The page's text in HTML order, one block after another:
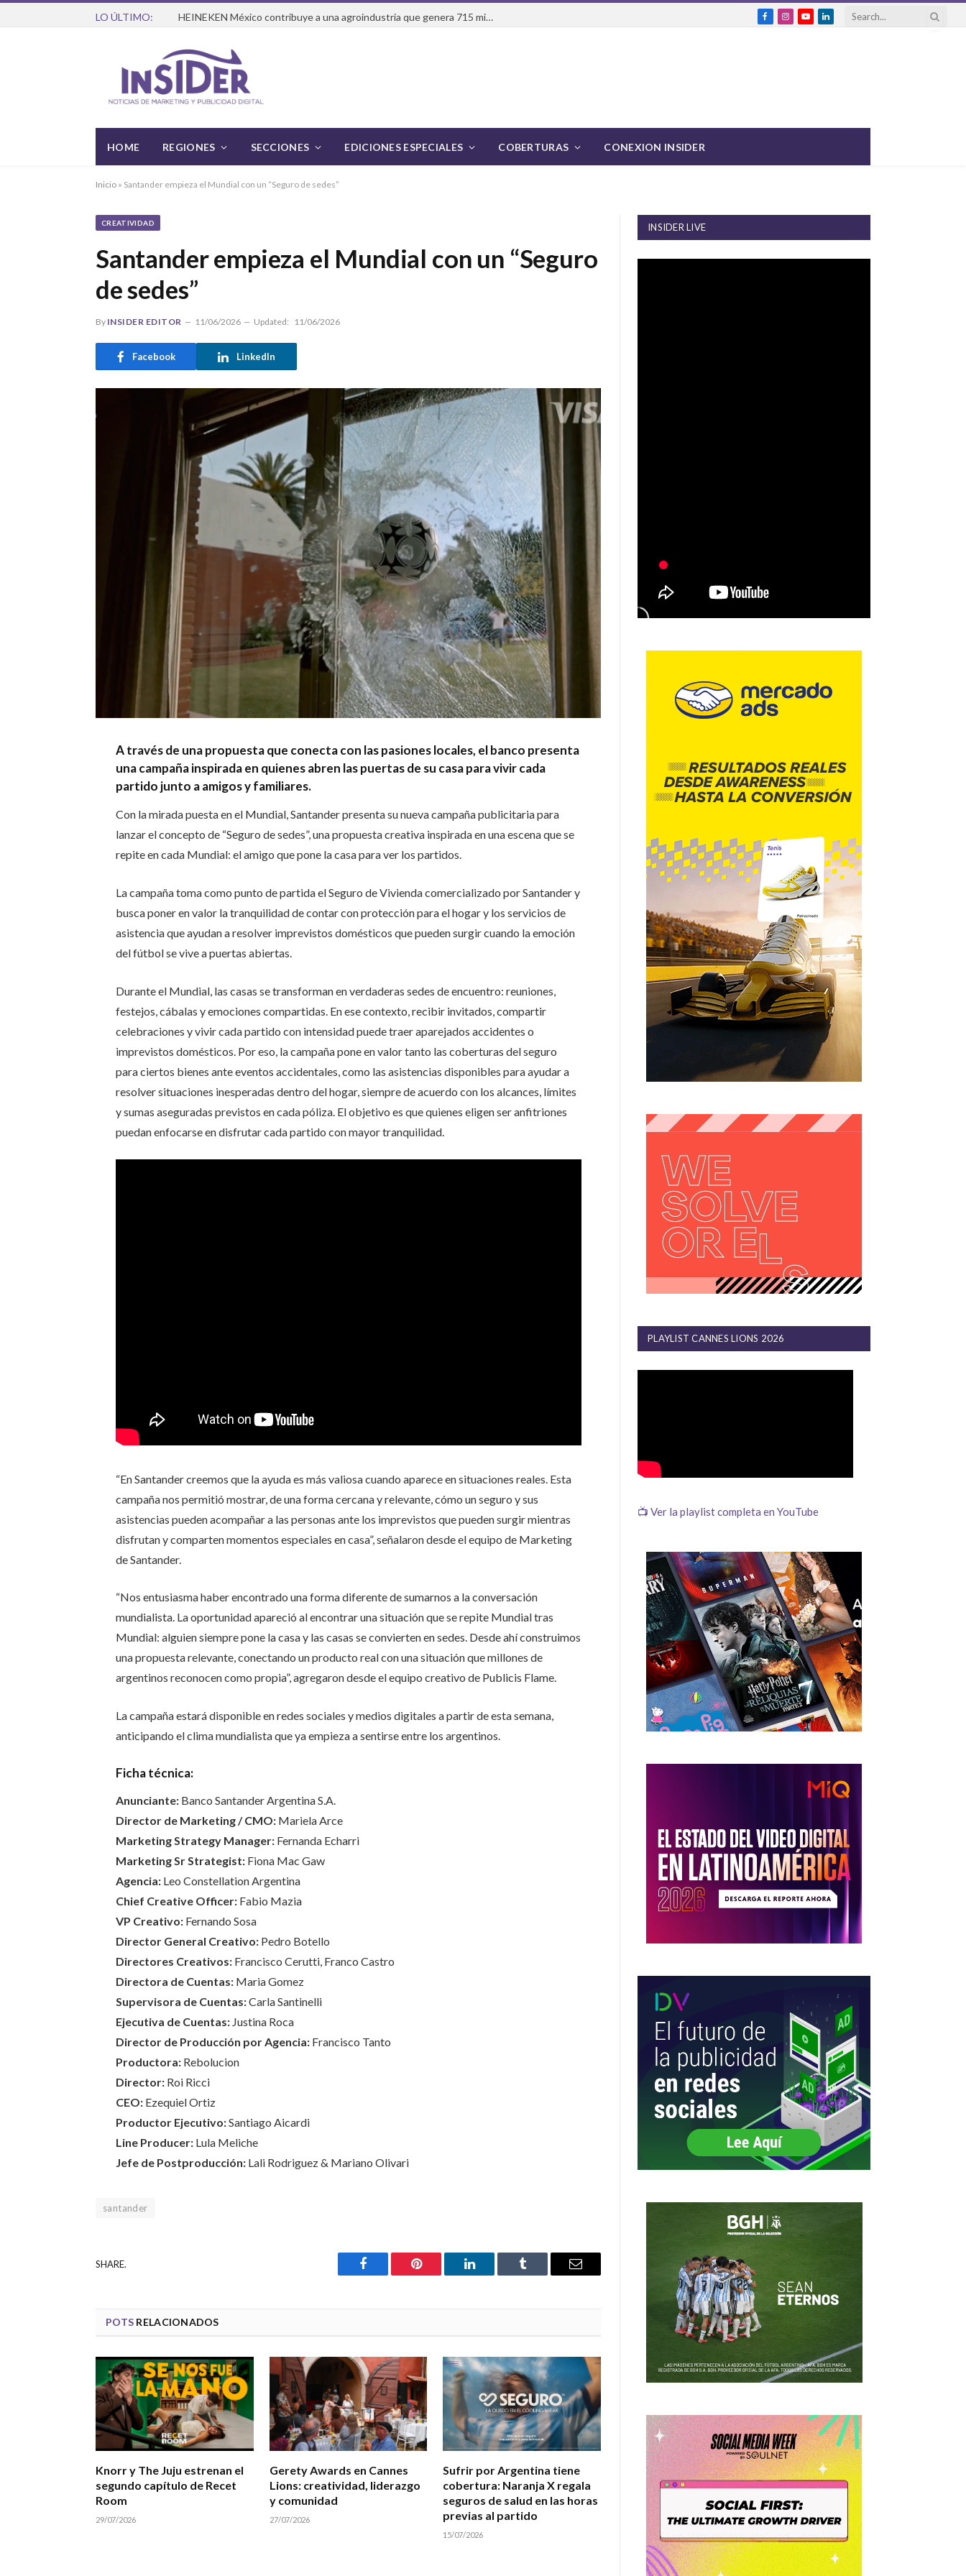
LO ÚLTIMO: HEINEKEN México contribuye a una agroindustria que genera 715 mil empleos y evoluciona con nuevas formas de consumo
FacebookInstagram
YouTubeLinkedIn
HOME REGIONES SECCIONES EDICIONES ESPECIALES COBERTURAS CONEXION INSIDER
Inicio » Santander empieza el Mundial con un “Seguro de sedes”
CREATIVIDAD
Santander empieza el Mundial con un “Seguro
de sedes”
By INSIDER EDITOR 11/06/2026 Updated: 11/06/2026
Facebook LinkedIn
A través de una propuesta que conecta con las pasiones locales, el banco presenta
una campaña inspirada en quienes abren las puertas de su casa para vivir cada
partido junto a amigos y familiares.
Con la mirada puesta en el Mundial, Santander presenta su nueva campaña publicitaria para
lanzar el concepto de “Seguro de sedes”, una propuesta creativa inspirada en una escena que se
repite en cada Mundial: el amigo que pone la casa para ver los partidos.
La campaña toma como punto de partida el Seguro de Vivienda comercializado por Santander y
busca poner en valor la tranquilidad de contar con protección para el hogar y los servicios de
asistencia que ayudan a resolver imprevistos domésticos que pueden surgir cuando la emoción
del fútbol se vive a puertas abiertas.
Durante el Mundial, las casas se transforman en verdaderas sedes de encuentro: reuniones,
festejos, cábalas y emociones compartidas. En ese contexto, recibir invitados, compartir
celebraciones y vivir cada partido con intensidad puede traer aparejados accidentes o
imprevistos domésticos. Por eso, la campaña pone en valor tanto las coberturas del seguro
para ciertos bienes ante eventos accidentales, como las asistencias disponibles para ayudar a
resolver situaciones inesperadas dentro del hogar, siempre de acuerdo con los alcances, límites
y sumas aseguradas previstos en cada póliza. El objetivo es que quienes eligen ser anfitriones
puedan enfocarse en disfrutar cada partido con mayor tranquilidad.
“En Santander creemos que la ayuda es más valiosa cuando aparece en situaciones reales. Esta
campaña nos permitió mostrar, de una forma cercana y relevante, cómo un seguro y sus
asistencias pueden acompañar a las personas ante los imprevistos que pueden surgir mientras
disfrutan y comparten momentos especiales en casa”, señalaron desde el equipo de Marketing
de Santander.
“Nos entusiasma haber encontrado una forma diferente de sumarnos a la conversación
mundialista. La oportunidad apareció al encontrar una situación que se repite Mundial tras
Mundial: alguien siempre pone la casa y las casas se convierten en sedes. Desde ahí construimos
una propuesta relevante, conectando un producto real con una situación que millones de
argentinos reconocen como propia”, agregaron desde el equipo creativo de Publicis Flame.
La campaña estará disponible en redes sociales y medios digitales a partir de esta semana,
anticipando el clima mundialista que ya empieza a sentirse entre los argentinos.
Ficha técnica:
Anunciante:Banco Santander Argentina S.A.
Director de Marketing / CMO:Mariela Arce
Marketing Strategy Manager:Fernanda Echarri
Marketing Sr Strategist:Fiona Mac Gaw
Agencia:Leo Constellation Argentina
Chief Creative Officer:Fabio Mazia
VP Creativo:Fernando Sosa
Director General Creativo:Pedro Botello
Directores Creativos:Francisco Cerutti, Franco Castro
Directora de Cuentas:Maria Gomez
Supervisora de Cuentas:Carla Santinelli
Ejecutiva de Cuentas:Justina Roca
Director de Producción por Agencia:Francisco Tanto
Productora:Rebolucion
Director:Roi Ricci
CEO:Ezequiel Ortiz
Productor Ejecutivo:Santiago Aicardi
Line Producer:Lula Meliche
Jefe de Postproducción:Lali Rodriguez & Mariano Olivari
santander
SHARE.
Facebook Pinterest LinkedIn Tumblr Email
POTS RELACIONADOS
Knorr y The Juju estrenan el
segundo capítulo de Recet
Room
29/07/2026
Gerety Awards en Cannes
Lions: creatividad, liderazgo
y comunidad
27/07/2026
Sufrir por Argentina tiene
cobertura: Naranja X regala
seguros de salud en las horas
previas al partido
15/07/2026
INSIDER LIVE
PLAYLIST CANNES LIONS 2026
📺 Ver la playlist completa en YouTube